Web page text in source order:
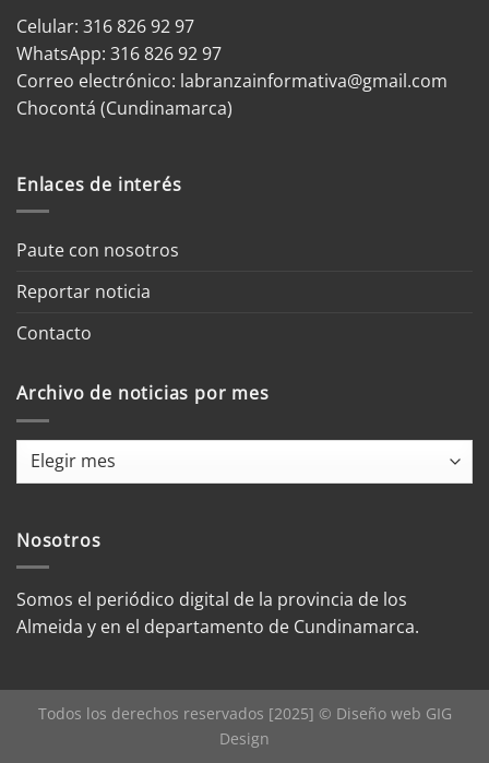
Celular: 316 826 92 97
WhatsApp: 316 826 92 97
Correo electrónico: labranzainformativa@gmail.com
Chocontá (Cundinamarca)
Enlaces de interés
Paute con nosotros
Reportar noticia
Contacto
Archivo de noticias por mes
Archivo
mes
Nosotros
Somos el periódico digital de la provincia de los
Almeida y en el departamento de Cundinamarca.
Todos los derechos reservados [2025] © Diseño web GIG
Design